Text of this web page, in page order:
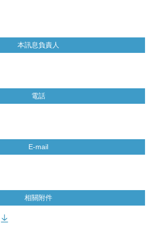
本訊息負責人
電話
E-mail
相關附件